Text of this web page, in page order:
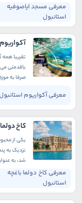
معرفی مسجد ایاصوفیه
استانبول
بازدید از
معرفی آکواریوم استانبول
تقریبا
باقدمتی
صرفا به
کاخ
معرفی کاخ دولما باغچه
استانبول
یکی از
نزدیک به
شد، به
به عنوان